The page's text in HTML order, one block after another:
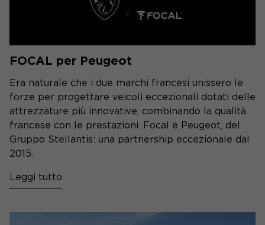
FOCAL per Peugeot
Era naturale che i due marchi francesi unissero le
forze per progettare veicoli eccezionali dotati delle
attrezzature più innovative, combinando la qualità
francese con le prestazioni. Focal e Peugeot, del
Gruppo Stellantis: una partnership eccezionale dal
2015.
Leggi tutto